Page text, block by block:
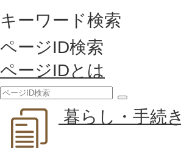
キーワード検索
ページID検索
ページIDとは
索
暮らし・手続き